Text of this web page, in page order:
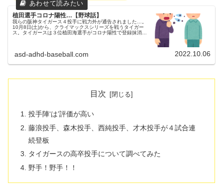
植田選手コロナ陽性…【野球話】
我らの阪神タイガース４投手に戦力外が通告されました…。
10月8日(土)から、クライマックスシリーズを戦うタイガー
ス。タイガースは３位植田海選手がコロナ陽性で登録抹消植
asd-adhd-baseball.com 2022.10.06
目次
投手陣‘は’評価が高い
藤浪投手、森木投手、西純投手、才木投手が４試合連
続登板
タイガースの高卒投手について調べてみた
野手！野手！！